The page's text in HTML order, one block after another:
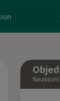
Neaktivní